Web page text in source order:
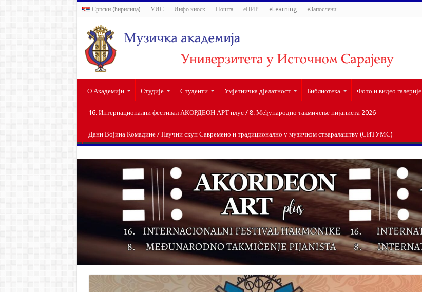
Српски (ћирилица) УИС Инфо киоск Пошта еНИР eLearning eЗапослени
О Академији Студије Студенти Умјетничка дјелатност Библиотека Фото и видео галерије
16. Интернационални фестивал АКОРДЕОН АРТ плус / 8. Међународно такмичење пијаниста 2026
Дани Војина Комадине / Научни скуп Савремено и традиционално у музичком стваралаштву (СИТУМС)